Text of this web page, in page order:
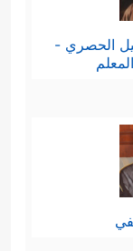
الحصري -